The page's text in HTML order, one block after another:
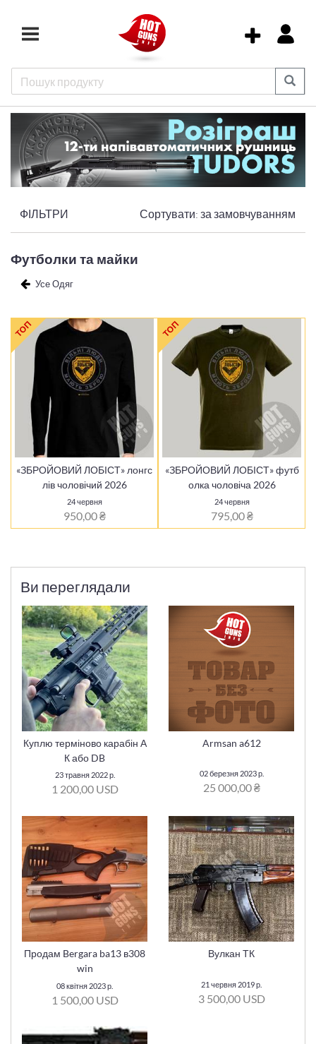
ФІЛЬТРИ Сортувати: за замовчуванням
Футболки та майки
Усе Одяг
ТОП
«ЗБРОЙОВИЙ ЛОБІСТ» лонгс
лів чоловічий 2026
24 червня
950,00 ₴
ТОП
«ЗБРОЙОВИЙ ЛОБІСТ» футб
олка чоловіча 2026
24 червня
795,00 ₴
Ви переглядали
Куплю терміново карабін А
К або DB
23 травня 2022 р.
1 200,00 USD
Armsan a612
02 березня 2023 р.
25 000,00 ₴
Продам Bergara ba13 в308
win
08 квітня 2023 р.
1 500,00 USD
Вулкан ТК
21 червня 2019 р.
3 500,00 USD